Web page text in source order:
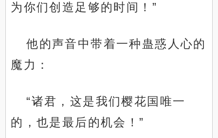
为你们创造足够的时间！”
他的声音中带着一种蛊惑人心的
魔力：
“诸君，这是我们樱花国唯一
的，也是最后的机会！”